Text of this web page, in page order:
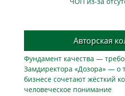
Авторская
Фундамент качества —
Замдиректора «Дозора» — о
бизнесe сочетают жёсткий
человеческое понимание